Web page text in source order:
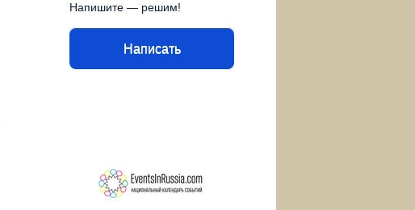
Напишите — решим!
Написать